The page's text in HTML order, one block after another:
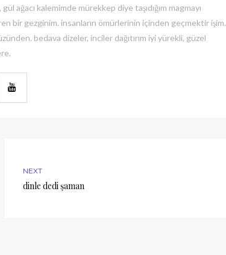
ağacı kalemimde mürekkep diye taşıdığım magmayı
bir gezginim. insanların ömürlerinin içinden geçmektir işim.
bedava dizeler, inciler dağıtırım iyi yürekli, güzel
NEXT
dinle dedi şaman